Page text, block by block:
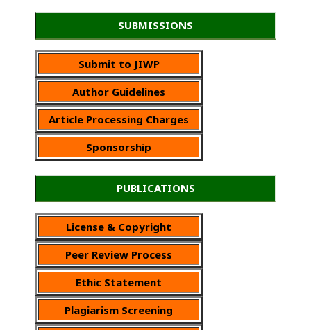
SUBMISSIONS
Submit to JIWP
Author Guidelines
Article Processing Charges
Sponsorship
PUBLICATIONS
License & Copyright
Peer Review Process
Ethic Statement
Plagiarism Screening